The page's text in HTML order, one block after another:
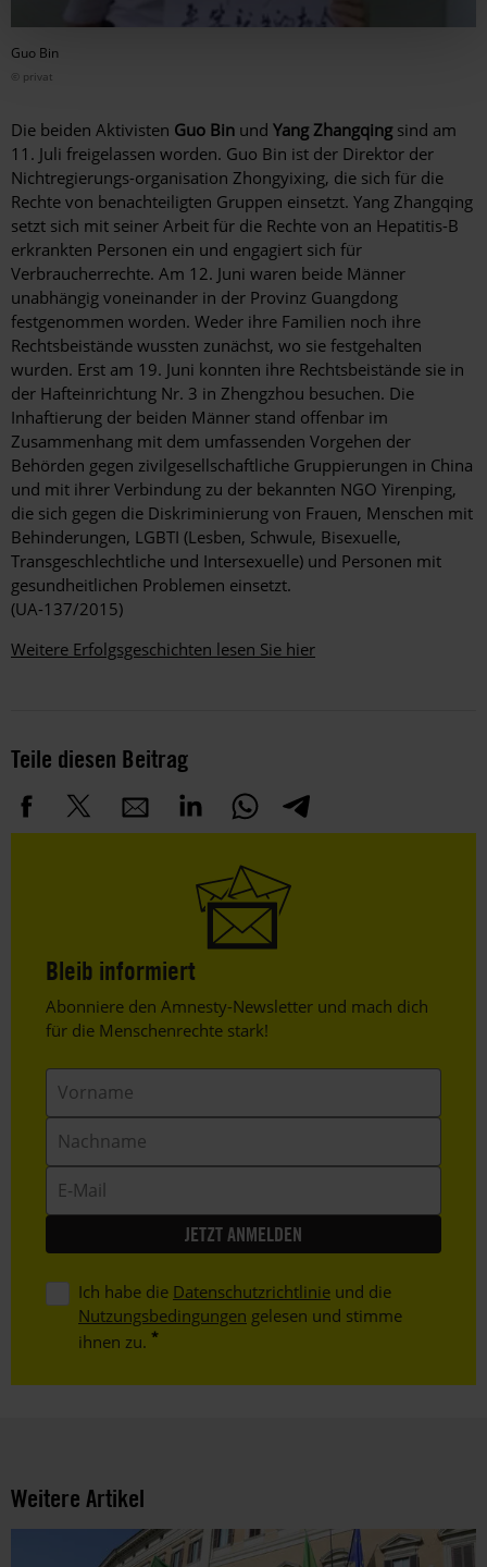
Guo Bin
© privat
Die beiden Aktivisten Guo Bin und Yang Zhangqing sind am
11. Juli freigelassen worden. Guo Bin ist der Direktor der
Nichtregierungs-organisation Zhongyixing, die sich für die
Rechte von benachteiligten Gruppen einsetzt. Yang Zhangqing
setzt sich mit seiner Arbeit für die Rechte von an Hepatitis-B
erkrankten Personen ein und engagiert sich für
Verbraucherrechte. Am 12. Juni waren beide Männer
unabhängig voneinander in der Provinz Guangdong
festgenommen worden. Weder ihre Familien noch ihre
Rechtsbeistände wussten zunächst, wo sie festgehalten
wurden. Erst am 19. Juni konnten ihre Rechtsbeistände sie in
der Hafteinrichtung Nr. 3 in Zhengzhou besuchen. Die
Inhaftierung der beiden Männer stand offenbar im
Zusammenhang mit dem umfassenden Vorgehen der
Behörden gegen zivilgesellschaftliche Gruppierungen in China
und mit ihrer Verbindung zu der bekannten NGO Yirenping,
die sich gegen die Diskriminierung von Frauen, Menschen mit
Behinderungen, LGBTI (Lesben, Schwule, Bisexuelle,
Transgeschlechtliche und Intersexuelle) und Personen mit
gesundheitlichen Problemen einsetzt.
(UA-137/2015)
Weitere Erfolgsgeschichten lesen Sie hier
Teile diesen Beitrag
Bleib informiert
Header
Text
Abonniere den Amnesty-Newsletter und mach dich
für die Menschenrechte stark!
Mail
Ich habe die Datenschutzrichtlinie und die
Nutzungsbedingungen gelesen und stimme
ihnen zu.
Weitere Artikel